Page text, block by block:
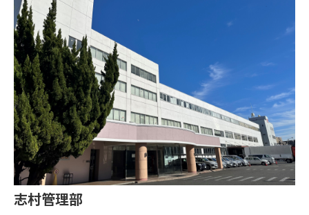
志村管理部